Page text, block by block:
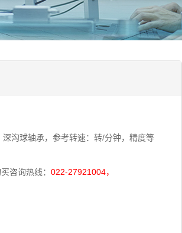
沟球轴承，参考转速：转/分钟，精度等
咨询热线：022-27921004，